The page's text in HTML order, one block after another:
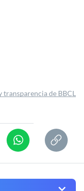
transparencia de BBCL